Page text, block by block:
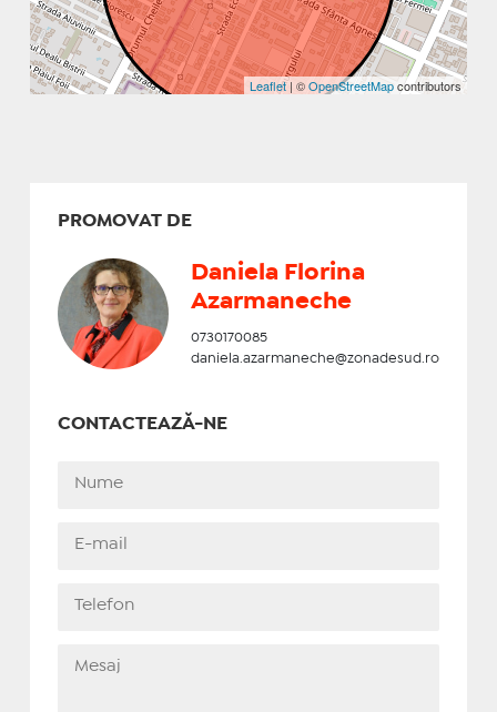
Leaflet| ©OpenStreetMapcontributors
PROMOVAT DE
Daniela Florina
Azarmaneche
0730170085
daniela.azarmaneche@zonadesud.ro
CONTACTEAZĂ-NE